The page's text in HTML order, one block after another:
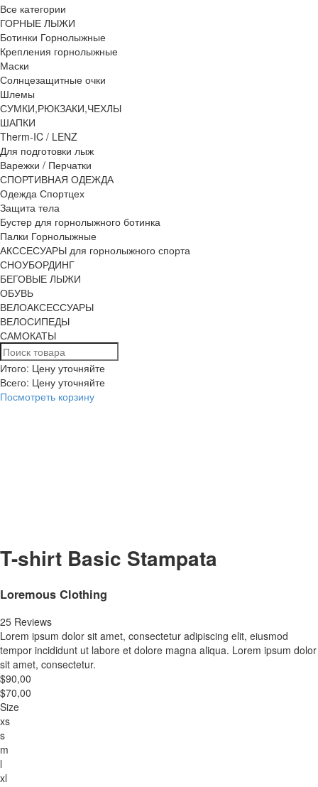
Все категории
ГОРНЫЕ ЛЫЖИ
Ботинки Горнолыжные
Крепления горнолыжные
Маски
Солнцезащитные очки
Шлемы
СУМКИ,РЮКЗАКИ,ЧЕХЛЫ
ШАПКИ
Therm-IC / LENZ
Для подготовки лыж
Варежки / Перчатки
СПОРТИВНАЯ ОДЕЖДА
Одежда Спортцех
Защита тела
Бустер для горнолыжного ботинка
Палки Горнолыжные
АКССЕСУАРЫ для горнолыжного спорта
СНОУБОРДИНГ
БЕГОВЫЕ ЛЫЖИ
ОБУВЬ
ВЕЛОАКСЕССУАРЫ
ВЕЛОСИПЕДЫ
САМОКАТЫ
Итого: Цену уточняйте
Всего: Цену уточняйте
Посмотреть корзину
T-shirt Basic Stampata
Loremous Clothing
25 Reviews
Lorem ipsum dolor sit amet, consectetur adipiscing elit, eiusmod
tempor incididunt ut labore et dolore magna aliqua. Lorem ipsum dolor
sit amet, consectetur.
$90,00
$70,00
Size
xs
s
m
l
xl